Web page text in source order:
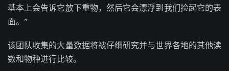
基本上会告诉它放下重物，然后它会漂浮到我们捡起它的表
面。”
该团队收集的大量数据将被仔细研究并与世界各地的其他读
数和物种进行比较。